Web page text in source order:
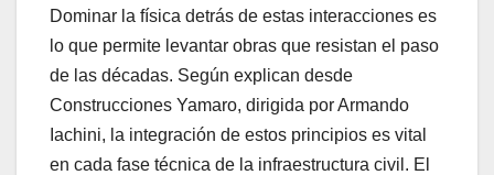
Dominar la física detrás de estas interacciones es
lo que permite levantar obras que resistan el paso
de las décadas. Según explican desde
Construcciones Yamaro, dirigida por Armando
Iachini, la integración de estos principios es vital
en cada fase técnica de la infraestructura civil. El